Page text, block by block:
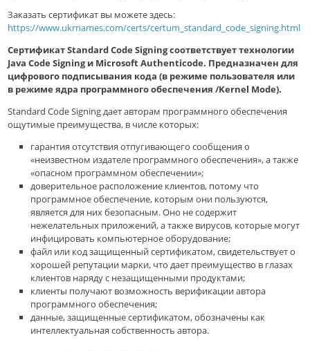
Заказать сертификат вы можете здесь:
https://www.ukrnames.com/certs/certum_standard_code_signing.html
Сертификат Standard Code Signing соответствует технологии
Java Code Signing и Microsoft Authenticode. Предназначен для
цифрового подписывания кода (в режиме пользователя или
в режиме ядра программного обеспечения /Kernel Mode).
Standard Code Signing дает авторам программного обеспечения
ощутимые преимущества, в числе которых:
гарантия отсутствия отпугивающего сообщения о
«неизвестном издателе программного обеспечения», а также
«опасном программном обеспечении»;
доверительное расположение клиентов, потому что
программное обеспечение, которым они пользуются,
является для них безопасным. Оно не содержит
нежелательных приложений, а также вирусов, которые могут
инфицировать компьютерное оборудование;
файл или код защищенный сертификатом, свидетельствует о
хорошей репутации марки, что дает преимущество в глазах
клиентов наряду с незащищенными продуктами;
клиенты получают возможность верификации автора
программного обеспечения;
данные, защищенные сертификатом, обозначены как
интеллектуальная собственность автора.